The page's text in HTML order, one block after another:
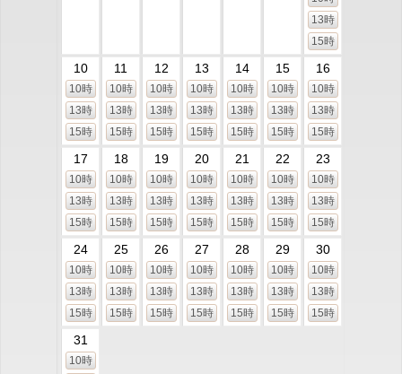
13時
15時
10
10時
13時
15時
11
10時
13時
15時
12
10時
13時
15時
13
10時
13時
15時
14
10時
13時
15時
15
10時
13時
15時
16
10時
13時
15時
17
10時
13時
15時
18
10時
13時
15時
19
10時
13時
15時
20
10時
13時
15時
21
10時
13時
15時
22
10時
13時
15時
23
10時
13時
15時
24
10時
13時
15時
25
10時
13時
15時
26
10時
13時
15時
27
10時
13時
15時
28
10時
13時
15時
29
10時
13時
15時
30
10時
13時
15時
31
10時